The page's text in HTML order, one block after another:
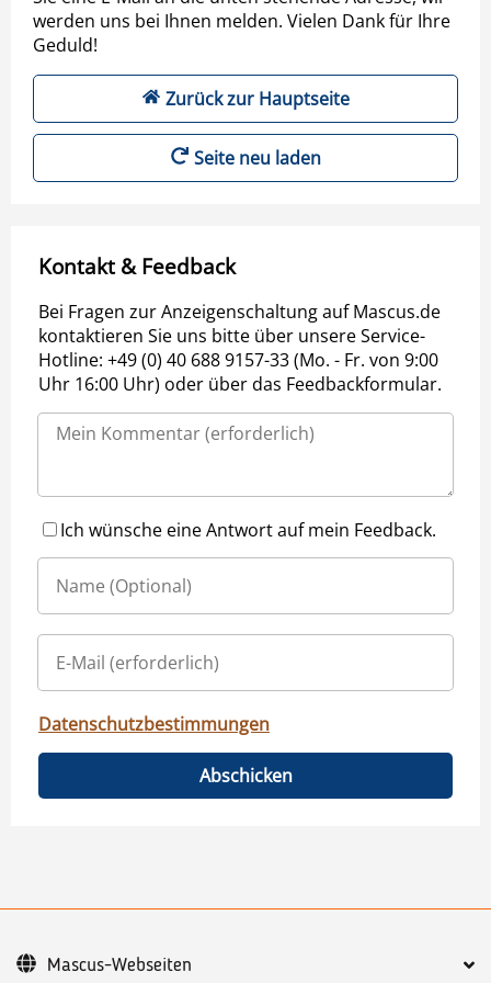
werden uns bei Ihnen melden. Vielen Dank für Ihre
Geduld!
Zurück zur Hauptseite
Seite neu laden
Kontakt & Feedback
Bei Fragen zur Anzeigenschaltung auf Mascus.de
kontaktieren Sie uns bitte über unsere Service-
Hotline: +49 (0) 40 688 9157-33 (Mo. - Fr. von 9:00
Uhr 16:00 Uhr) oder über das Feedbackformular.
Ich wünsche eine Antwort auf mein Feedback.
Datenschutzbestimmungen
Abschicken
Mascus-Webseiten